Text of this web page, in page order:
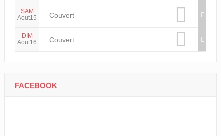
SAM
Aout15
Couvert
DIM
Aout16
Couvert
FACEBOOK